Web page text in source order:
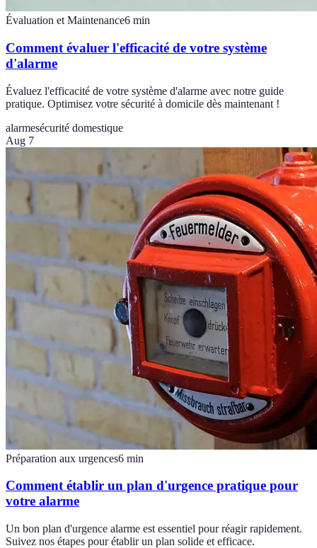
Évaluation et Maintenance6 min
Comment évaluer l'efficacité de votre système
d'alarme
Évaluez l'efficacité de votre système d'alarme avec notre guide
pratique. Optimisez votre sécurité à domicile dès maintenant !
alarmesécurité domestique
Aug 7
Préparation aux urgences6 min
Comment établir un plan d'urgence pratique pour
votre alarme
Un bon plan d'urgence alarme est essentiel pour réagir rapidement.
Suivez nos étapes pour établir un plan solide et efficace.